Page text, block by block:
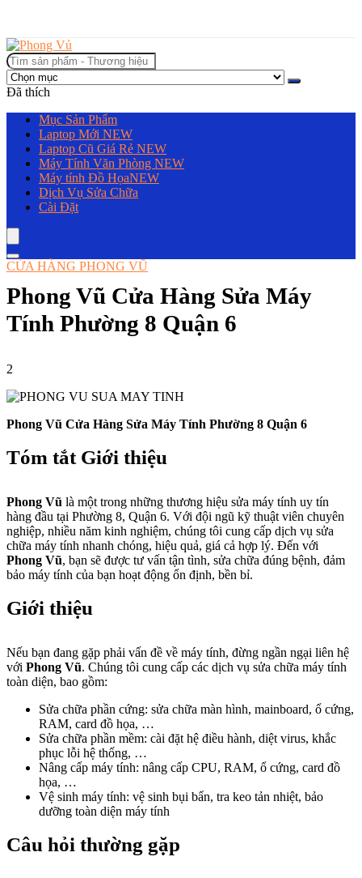
Tìm
kiếm:
Đã thích
Mục Sản Phẩm
Laptop Mới NEW
Laptop Cũ Giá Rẻ NEW
Máy Tính Văn Phòng NEW
Máy tính Đồ HọaNEW
Dịch Vụ Sửa Chữa
Cài Đặt
CỬA HÀNG PHONG VŨ
Phong Vũ Cửa Hàng Sửa Máy
Tính Phường 8 Quận 6
2
Phong Vũ Cửa Hàng Sửa Máy Tính Phường 8 Quận 6
Tóm tắt Giới thiệu
Phong Vũ là một trong những thương hiệu sửa máy tính uy tín
hàng đầu tại Phường 8, Quận 6. Với đội ngũ kỹ thuật viên chuyên
nghiệp, nhiều năm kinh nghiệm, chúng tôi cung cấp dịch vụ sửa
chữa máy tính nhanh chóng, hiệu quả, giá cả hợp lý. Đến với
Phong Vũ, bạn sẽ được tư vấn tận tình, sửa chữa đúng bệnh, đảm
bảo máy tính của bạn hoạt động ổn định, bền bỉ.
Giới thiệu
Nếu bạn đang gặp phải vấn đề về máy tính, đừng ngần ngại liên hệ
với Phong Vũ. Chúng tôi cung cấp các dịch vụ sửa chữa máy tính
toàn diện, bao gồm:
Sửa chữa phần cứng: sửa chữa màn hình, mainboard, ổ cứng,
RAM, card đồ họa, …
Sửa chữa phần mềm: cài đặt hệ điều hành, diệt virus, khắc
phục lỗi hệ thống, …
Nâng cấp máy tính: nâng cấp CPU, RAM, ổ cứng, card đồ
họa, …
Vệ sinh máy tính: vệ sinh bụi bẩn, tra keo tản nhiệt, bảo
dưỡng toàn diện máy tính
Câu hỏi thường gặp